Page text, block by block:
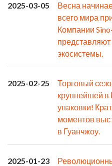
2025-03-05
Весна
всего мира
Компании
экосистемы.
2025-02-25
Торговый
крупнейшей
упаковки!
моментов
в Гуанчжоу.
2025-01-23